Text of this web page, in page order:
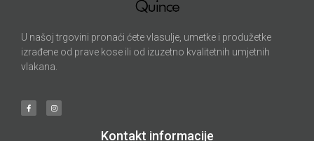
U našoj trgovini pronaći ćete vlasulje, umetke i produžetke
izrađene od prave kose ili od izuzetno kvalitetnih umjetnih
vlakana.
Kontakt informacije